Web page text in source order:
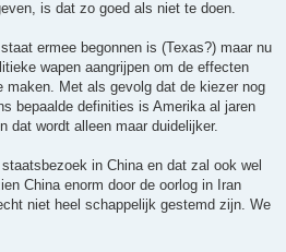
is dat zo goed als niet te doen.
ermee begonnen is (Texas?) maar nu
wapen aangrijpen om de effecten
maken. Met als gevolg dat de kiezer nog
bepaalde definities is Amerika al jaren
dat wordt alleen maar duidelijker.
in China en dat zal ook wel
China enorm door de oorlog in Iran
niet heel schappelijk gestemd zijn. We